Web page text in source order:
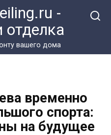
-
отделка
вашего дома
временно
спорта:
на будущее